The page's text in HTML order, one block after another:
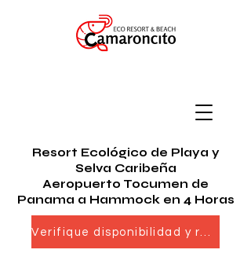
Resort Ecológico de Playa y
Selva Caribeña
Aeropuerto Tocumen de
Panama a Hammock en 4 Horas